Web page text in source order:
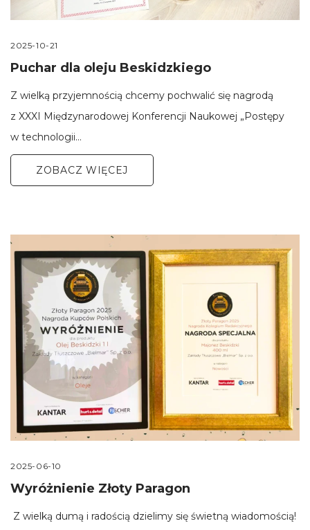
2025-10-21
Puchar dla oleju Beskidzkiego
Z wielką przyjemnością chcemy pochwalić się nagrodą
z XXXI Międzynarodowej Konferencji Naukowej „Postępy
w technologii…
ZOBACZ WIĘCEJ
2025-06-10
Wyróżnienie Złoty Paragon
Z wielką dumą i radością dzielimy się świetną wiadomością!